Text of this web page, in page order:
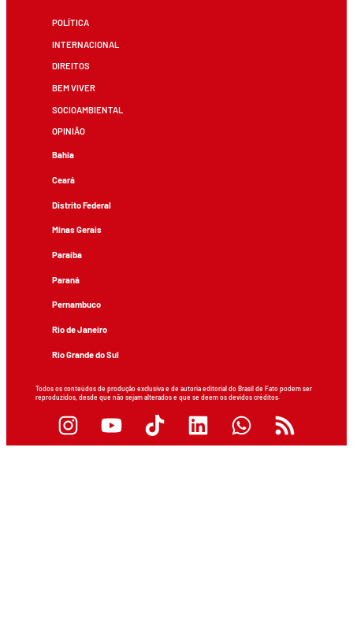
POLÍTICA
INTERNACIONAL
DIREITOS
BEM VIVER
SOCIOAMBIENTAL
OPINIÃO
Bahia
Ceará
Distrito Federal
Minas Gerais
Paraíba
Paraná
Pernambuco
Rio de Janeiro
Rio Grande do Sul
Todos os conteúdos de produção exclusiva e de autoria editorial do Brasil de Fato podem ser
reproduzidos, desde que não sejam alterados e que se deem os devidos créditos.